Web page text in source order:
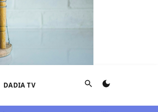
DADIA TV Rechercher